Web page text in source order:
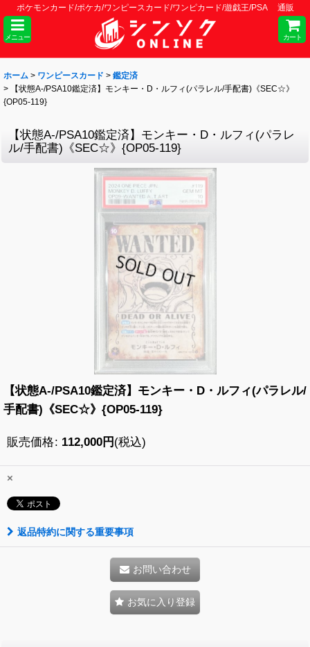
ポケモンカード/ポケカ/ワンピースカード/ワンピカード/遊戯王/PSA 通販
メニュー カート
ホーム > ワンピースカード > 鑑定済
>
【状態A-/PSA10鑑定済】モンキー・D・ルフィ(パラレル/手配書)《SEC☆》
{OP05-119}
【状態A-/PSA10鑑定済】モンキー・D・ルフィ(パラレ
ル/手配書)《SEC☆》{OP05-119}
【状態A-/PSA10鑑定済】モンキー・D・ルフィ(パラレル/
手配書)《SEC☆》{OP05-119}
販売価格: 112,000円 (税込)
×
返品特約に関する重要事項
お問い合わせ
お気に入り登録